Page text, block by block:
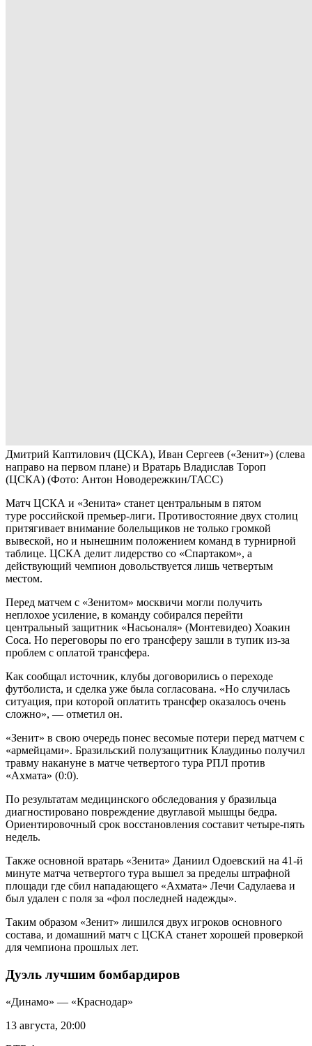
Дмитрий Каптилович (ЦСКА), Иван Сергеев («Зенит») (слева
направо на первом плане) и Вратарь Владислав Тороп
(ЦСКА) (Фото: Антон Новодережкин/ТАСС)
Матч ЦСКА и «Зенита» станет центральным в пятом
туре российской премьер-лиги. Противостояние двух столиц
притягивает внимание болельщиков не только громкой
вывеской, но и нынешним положением команд в турнирной
таблице. ЦСКА делит лидерство со «Спартаком», а
действующий чемпион довольствуется лишь четвертым
местом.
Перед матчем с «Зенитом» москвичи могли получить
неплохое усиление, в команду собирался перейти
центральный защитник «Насьоналя» (Монтевидео) Хоакин
Соса. Но переговоры по его трансферу зашли в тупик из-за
проблем с оплатой трансфера.
Как сообщал источник, клубы договорились о переходе
футболиста, и сделка уже была согласована. «Но случилась
ситуация, при которой оплатить трансфер оказалось очень
сложно», — отметил он.
«Зенит» в свою очередь понес весомые потери перед матчем с
«армейцами». Бразильский полузащитник Клаудиньо получил
травму накануне в матче четвертого тура РПЛ против
«Ахмата» (0:0).
По результатам медицинского обследования у бразильца
диагностировано повреждение двуглавой мышцы бедра.
Ориентировочный срок восстановления составит четыре-пять
недель.
Также основной вратарь «Зенита» Даниил Одоевский на 41-й
минуте матча четвертого тура вышел за пределы штрафной
площади где сбил нападающего «Ахмата» Лечи Садулаева и
был удален с поля за «фол последней надежды».
Таким образом «Зенит» лишился двух игроков основного
состава, и домашний матч с ЦСКА станет хорошей проверкой
для чемпиона прошлых лет.
Дуэль лучшим бомбардиров
«Динамо» — «Краснодар»
13 августа, 20:00